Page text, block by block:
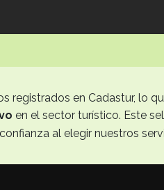
registrados en Cadastur, lo
en el sector turístico. Este
confianza al elegir nuestros